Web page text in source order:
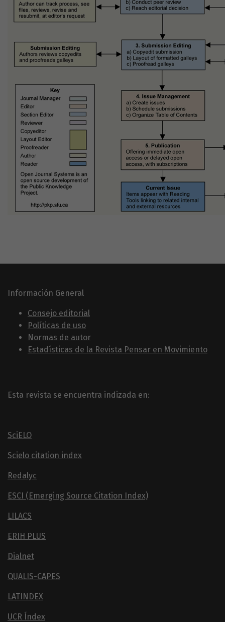
Información General
Consejo editorial
Políticas de uso
Normas de autor
Estadísticas de la Revista Pensar en Movimiento
Esta revista se encuentra indizada en:
SciELO
Scielo citation index
Redalyc
ESCI (Emerging Source Citation Index)
LILACS
ERIH PLUS
Dialnet
QUALIS-CAPES
LATINDEX
UCR Índex